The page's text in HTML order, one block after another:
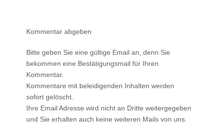
Kommentar abgeben
Bitte geben Sie eine gültige Email an, denn Sie
bekommen eine Bestätigungsmail für Ihren
Kommentar.
Kommentare mit beleidigenden Inhalten werden
sofort gelöscht.
Ihre Email Adresse wird nicht an Dritte weitergegeben
und Sie erhalten auch keine weiteren Mails von uns.